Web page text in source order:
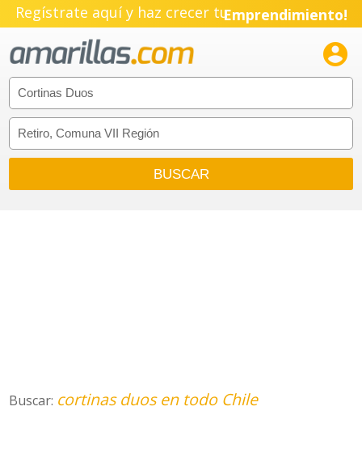
Regístrate aquí y haz crecer tuEmprendimiento!

Buscar: cortinas duos en todo Chile